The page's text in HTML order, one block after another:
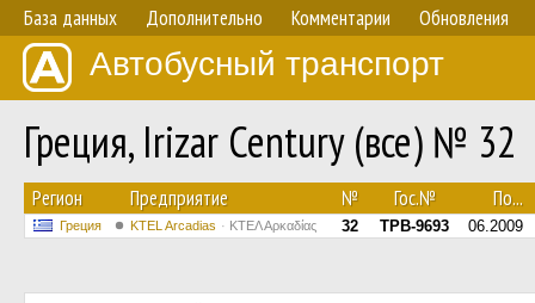
База данных Дополнительно Комментарии Обновления
Автобусный транспорт
Греция, Irizar Century (все) № 32
Регион Предприятие № Гос.№ По...
Греция KTEL Arcadias ΚΤΕΛ Αρκαδίας 32 TPB-9693 06.2009